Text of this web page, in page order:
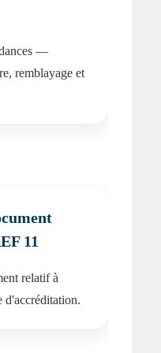
—
remblayage et
11
relatif à
d'accréditation.